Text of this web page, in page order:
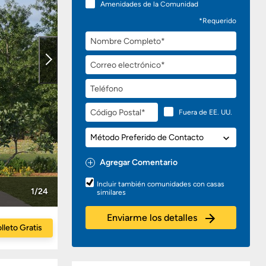
Amenidades de la Comunidad
*Requerido
Nombre
Completo
Correo
electrónico
Teléfono
Código
Postal
Fuera de EE. UU.
Método
Preferido
de
Contacto
Agregar Comentario
Preguntas
o
Comentarios
Incluir también comunidades con casas
similares
Enviarme los detalles
1/24
Gratis